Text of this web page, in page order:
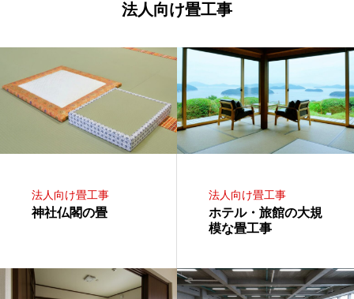
法人向け畳工事
法人向け畳工事
神社仏閣の畳
法人向け畳工事
ホテル・旅館の大規
模な畳工事